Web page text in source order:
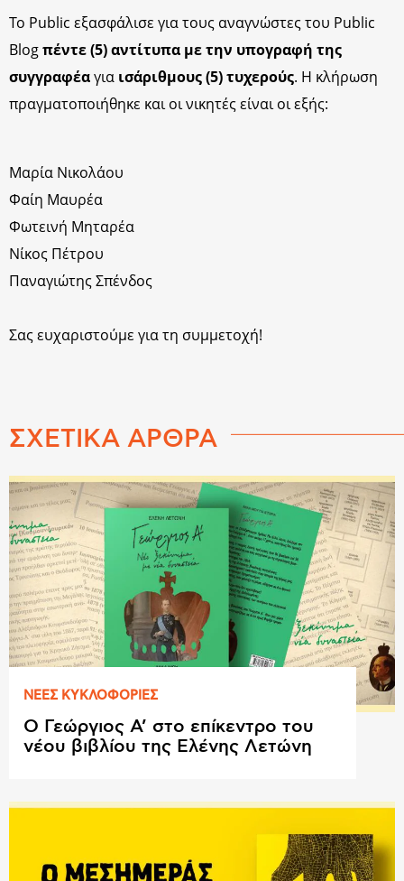
Το Public εξασφάλισε για τους αναγνώστες του Public
Blogπέντε (5) αντίτυπα με την υπογραφή της
συγγραφέαγια ισάριθμους (5) τυχερούς. Η κλήρωση
πραγματοποιήθηκε και οι νικητές είναι οι εξής:
Μαρία Νικολάου
Φαίη Μαυρέα
Φωτεινή Μηταρέα
Νίκος Πέτρου
Παναγιώτης Σπένδος
Σας ευχαριστούμε για τη συμμετοχή!
ΣΧΕΤΙΚΑ ΑΡΘΡΑ
ΝΕΕΣ ΚΥΚΛΟΦΟΡΙΕΣ
Ο Γεώργιος Α’ στο επίκεντρο του
νέου βιβλίου της Ελένης Λετώνη